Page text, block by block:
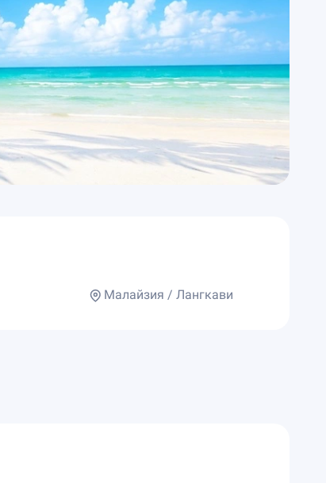
Малайзия / Лангкави